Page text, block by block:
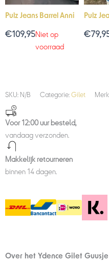
Pulz Jeans Barrel Anni
€109,95Niet op
voorraad
Pulz
€
SKU: N/B Categorie: Gilet
Voor 12:00 uur besteld,
vandaag verzonden.
Makkelijk retourneren
binnen 14 dagen.
Over het Ydence Gilet Guusje